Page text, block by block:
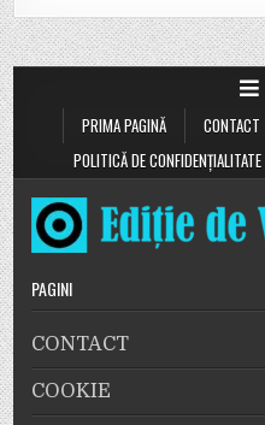
PRIMA PAGINĂ
CONTACT
POLITICĂ DE CONFIDENȚIALITATE
PAGINI
CONTACT
COOKIE